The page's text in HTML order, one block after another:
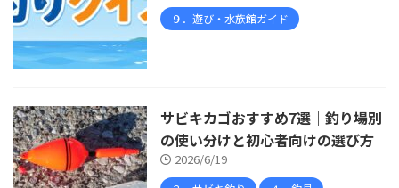
９．遊び・水族館ガイド
サビキカゴおすすめ7選｜釣り場別
の使い分けと初心者向けの選び方
2026/6/19